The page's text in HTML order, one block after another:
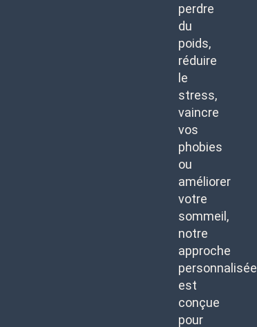
perdre
du
poids,
réduire
le
stress,
vaincre
vos
phobies
ou
améliorer
votre
sommeil,
notre
approche
personnalisée
est
conçue
pour